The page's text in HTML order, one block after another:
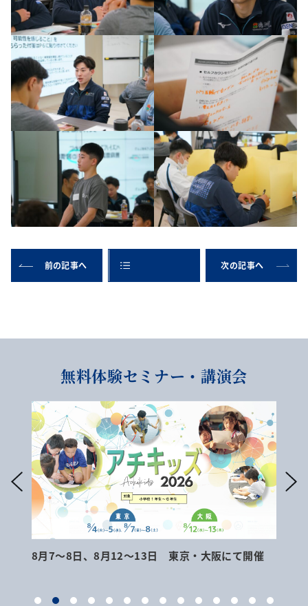
前の記事へ 次の記事へ
無料体験セミナー・講演会
8月7～8日、8月12～13日 東京・大阪にて開催